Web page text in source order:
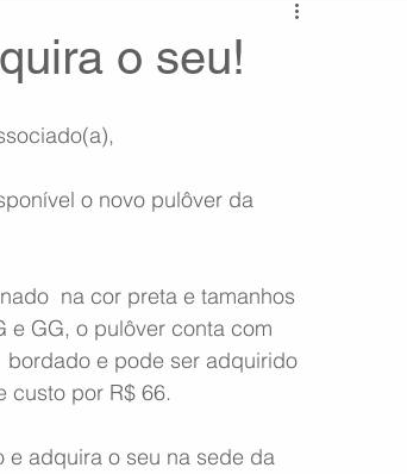
After Landing
Fadigômetro Notícias
o seu!
o novo pulôver da
na cor preta e tamanhos
e GG, o pulôver conta com
bordado e pode ser adquirido
custo por R$ 66.
e adquira o seu na sede da